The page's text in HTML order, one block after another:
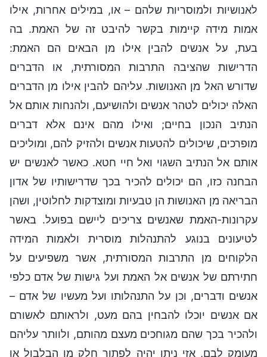
לאנושיות ולמוסריות שלהם – או, במילים אחרות, אילו
אמות מידה קיימות בקשר להיבט זה של האמת. בה
בעת, על אנשים להבין אילו מן הבאים הם האמת:
הדרישות שהציבה התרבות המסורתית, או הדברים
שדורש האל מן האנושות. עליהם להבין אילו מן הדברים
האלה יכולים לטהר אנשים ולהושיעם, ולהנחות אותם אל
הנתיב הנכון בחיים; ואילו מהם אינם אלא דברים
מופרכים, שיכולים להטעות אנשים ולהזיק להם, ומוליכים
אותם אל הנתיב השגוי ואל חיי חטא. כאשר לאנשים יש
הבחנה כזו, הם יכולים להכיר בכך שדרישותיו של אדון
הבריאה מן האנושות הן טבעיות ומוצדקות לחלוטין, ושהן
עקרונות-האמת שאנשים צריכים ליישם בפועל. באשר
לטיעונים בנוגע להתנהלות מוסרית ולאמות המידה
הלקוחים מן התרבות המסורתית, אשר משפיעים על
חתירתם של אנשים אל האמת ועל גישות של אדם כלפי
אנשים ודברים, וכן על התנהלותו ועל מעשיו של אדם –
אם אנשים יוכלו להבחין בהם מעט, ולראותם לאשורם
ולהכיר בכך שהם מגוחכים מעצם מהותם, ולוותר עליהם
מעומק לבם, אזי ניתן יהיה לפתור חלק מן הבלבול או